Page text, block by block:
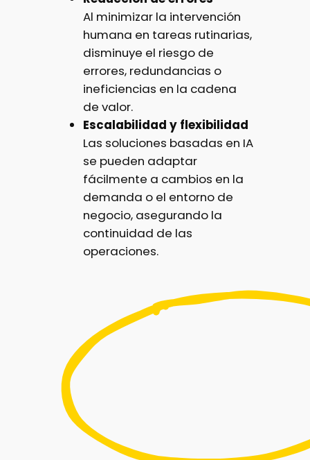
Al minimizar la intervención
humana en tareas rutinarias,
disminuye el riesgo de
errores, redundancias o
ineficiencias en la cadena
de valor.
Escalabilidad y flexibilidad
Las soluciones basadas en IA
se pueden adaptar
fácilmente a cambios en la
demanda o el entorno de
negocio, asegurando la
continuidad de las
operaciones.